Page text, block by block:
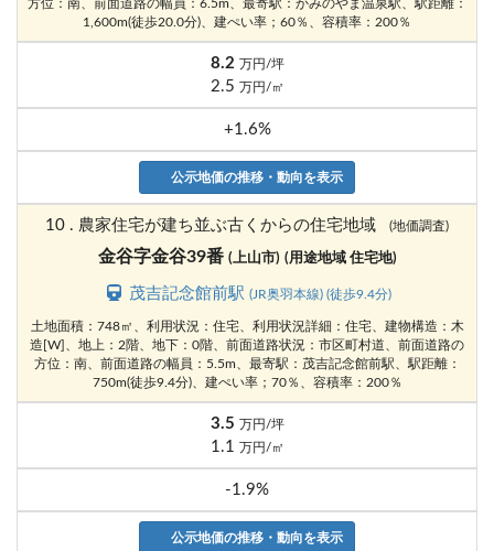
方位：南、前面道路の幅員：6.5m、最寄駅：かみのやま温泉駅、駅距離：
1,600m(徒歩20.0分)、建ぺい率；60％、容積率：200％
8.2 万円/坪
2.5 万円/㎡
+1.6%
公示地価の推移・動向を表示
10 . 農家住宅が建ち並ぶ古くからの住宅地域 (地価調査)
金谷字金谷39番 (上山市) (用途地域 住宅地)
茂吉記念館前駅 (JR奥羽本線) (徒歩9.4分)
土地面積：748㎡、利用状況：住宅、利用状況詳細：住宅、建物構造：木
造[W]、地上：2階、地下：0階、前面道路状況：市区町村道、前面道路の
方位：南、前面道路の幅員：5.5m、最寄駅：茂吉記念館前駅、駅距離：
750m(徒歩9.4分)、建ぺい率；70％、容積率：200％
3.5 万円/坪
1.1 万円/㎡
-1.9%
公示地価の推移・動向を表示